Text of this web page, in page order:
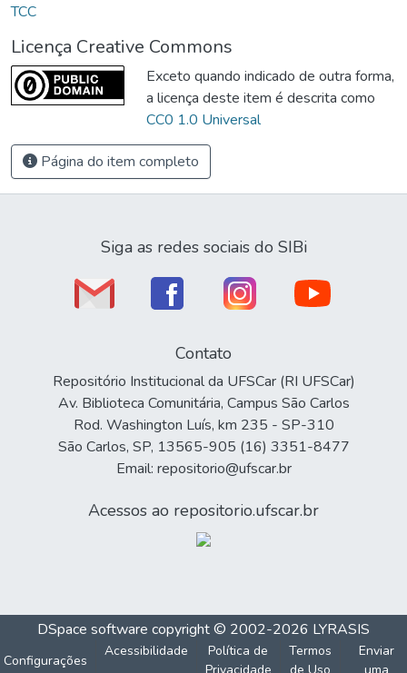
TCC
Licença Creative Commons
Exceto quando indicado de outra forma,
a licença deste item é descrita como
CC0 1.0 Universal
Página do item completo
Siga as redes sociais do SIBi
Contato
Repositório Institucional da UFSCar (RI UFSCar)
Av. Biblioteca Comunitária, Campus São Carlos
Rod. Washington Luís, km 235 - SP-310
São Carlos, SP, 13565-905 (16) 3351-8477
Email: repositorio@ufscar.br
Acessos ao repositorio.ufscar.br
DSpace software copyright © 2002-2026 LYRASIS
Configurações
Acessibilidade
Política de
Termos
Enviar